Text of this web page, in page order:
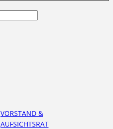
VORSTAND &
AUFSICHTSRAT